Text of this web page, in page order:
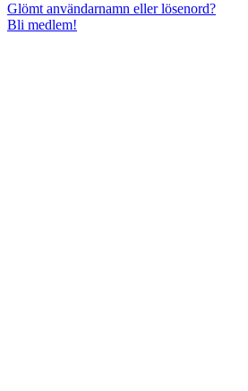
Glömt användarnamn eller lösenord?
Bli medlem!